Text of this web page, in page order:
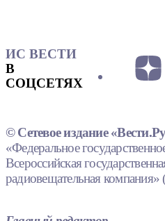
ИС ВЕСТИ
В
СОЦСЕТЯХ
© Сетевое издание
«Федеральное
Всероссийская
радиовещательная